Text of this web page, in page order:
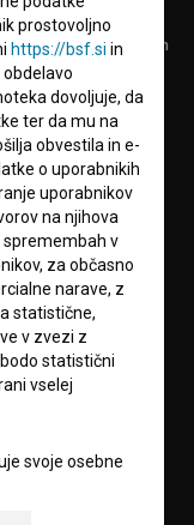
za zbiranje, hrambo in
prostovoljno
https://bsf.si in
dovoljuje, da
ter da mu na
obvestila in e-
o uporabnikih
uporabnikov
na njihova
spremembah v
za občasno
narave, z
statistične,
v zvezi z
statistični
vselej
svoje osebne